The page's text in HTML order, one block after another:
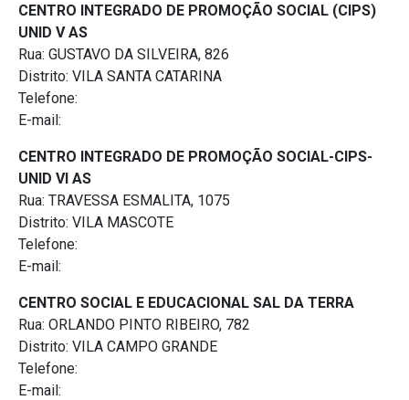
CENTRO INTEGRADO DE PROMOÇÃO SOCIAL (CIPS)
UNID V AS
Rua: GUSTAVO DA SILVEIRA, 826
Distrito: VILA SANTA CATARINA
Telefone:
E-mail:
CENTRO INTEGRADO DE PROMOÇÃO SOCIAL-CIPS-
UNID VI AS
Rua: TRAVESSA ESMALITA, 1075
Distrito: VILA MASCOTE
Telefone:
E-mail:
CENTRO SOCIAL E EDUCACIONAL SAL DA TERRA
Rua: ORLANDO PINTO RIBEIRO, 782
Distrito: VILA CAMPO GRANDE
Telefone:
E-mail: